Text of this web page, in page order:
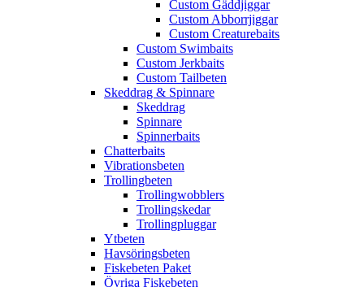
Custom Gäddjiggar
Custom Abborrjiggar
Custom Creaturebaits
Custom Swimbaits
Custom Jerkbaits
Custom Tailbeten
Skeddrag & Spinnare
Skeddrag
Spinnare
Spinnerbaits
Chatterbaits
Vibrationsbeten
Trollingbeten
Trollingwobblers
Trollingskedar
Trollingpluggar
Ytbeten
Havsöringsbeten
Fiskebeten Paket
Övriga Fiskebeten